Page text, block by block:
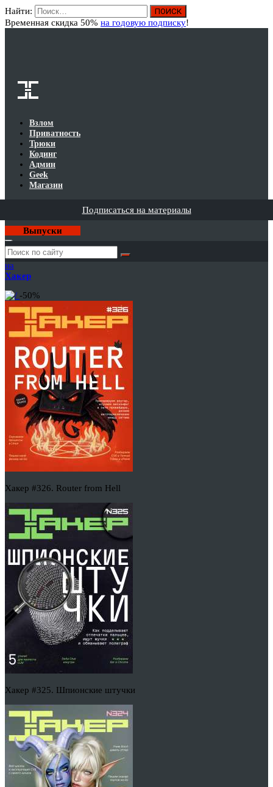
Найти:
Временная скидка 50% на годовую подписку!
Взлом
Приватность
Трюки
Кодинг
Админ
Geek
Магазин
Подписаться на материалы
Выпуски
Годовая
подписка
на
Хакер
-50%
Хакер #326. Router from Hell
Хакер #325. Шпионские штучки